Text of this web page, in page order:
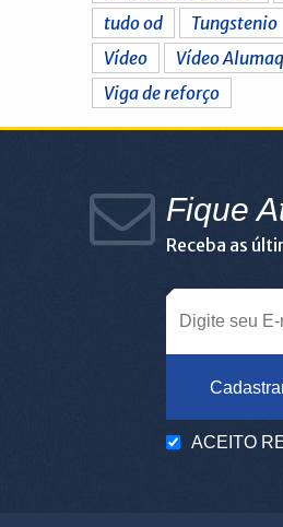
tudo od
Tungstenio
Vídeo
Vídeo Alumaq
Viga de reforço
Fique
Receba as
ACEITO